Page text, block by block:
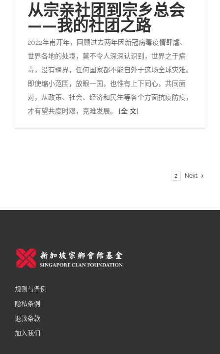
从宗亲社团到宗乡总会
——我的社团之路
2022年甫开年，回顾过去两年因新冠病毒疫情肆虐、
世界各地的处境，莫不令人深深认识到，世界之于病
毒，没有疆界，任何国家都不能自外于这场全球灾难。
即使缩小范围，放眼一国，也惟有上下同心，共同面
对，从政策、社会、经济和民生等各个方面抗疫防疫，
才有望共度时艰，克难发展。 [全 文]
2 Next
规则与条例
隐私条例
退款条款
加入我们